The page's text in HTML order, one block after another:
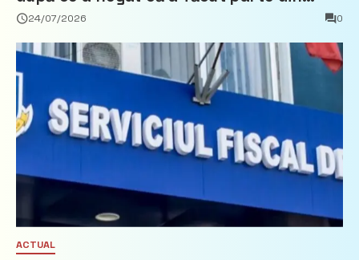
Partidul Democrat
24/07/2026 0
ACTUAL